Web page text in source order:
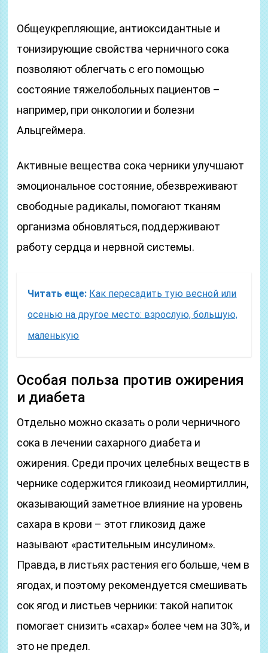
Общеукрепляющие, антиоксидантные и
тонизирующие свойства черничного сока
позволяют облегчать с его помощью
состояние тяжелобольных пациентов –
например, при онкологии и болезни
Альцгеймера.
Активные вещества сока черники улучшают
эмоциональное состояние, обезвреживают
свободные радикалы, помогают тканям
организма обновляться, поддерживают
работу сердца и нервной системы.
Читать еще: Как пересадить тую весной или
осенью на другое место: взрослую, большую,
маленькую
Особая польза против ожирения
и диабета
Отдельно можно сказать о роли черничного
сока в лечении сахарного диабета и
ожирения. Среди прочих целебных веществ в
чернике содержится гликозид неомиртиллин,
оказывающий заметное влияние на уровень
сахара в крови – этот гликозид даже
называют «растительным инсулином».
Правда, в листьях растения его больше, чем в
ягодах, и поэтому рекомендуется смешивать
сок ягод и листьев черники: такой напиток
помогает снизить «сахар» более чем на 30%, и
это не предел.